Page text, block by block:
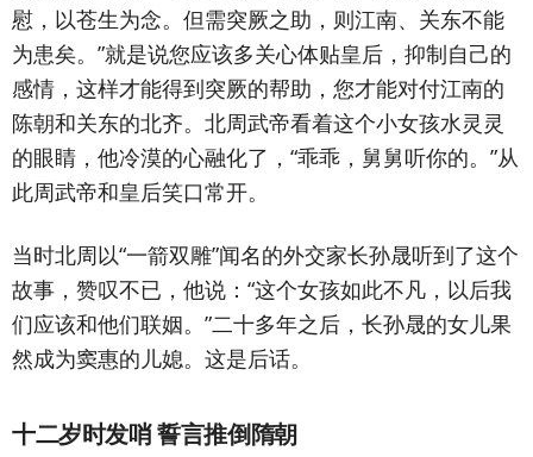
慰，以苍生为念。但需突厥之助，则江南、关东不能
为患矣。”就是说您应该多关心体贴皇后，抑制自己的
感情，这样才能得到突厥的帮助，您才能对付江南的
陈朝和关东的北齐。北周武帝看着这个小女孩水灵灵
的眼睛，他冷漠的心融化了，“乖乖，舅舅听你的。”从
此周武帝和皇后笑口常开。
当时北周以“一箭双雕”闻名的外交家长孙晟听到了这个
故事，赞叹不已，他说：“这个女孩如此不凡，以后我
们应该和他们联姻。”二十多年之后，长孙晟的女儿果
然成为窦惠的儿媳。这是后话。
十二岁时发哨 誓言推倒隋朝